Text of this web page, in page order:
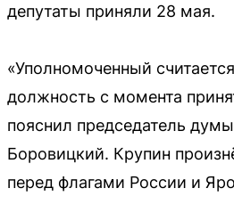
депутаты приняли 28 мая.
«Уполномоченный
должность с момента
пояснил председатель
Боровицкий. Крупин
перед флагами России и